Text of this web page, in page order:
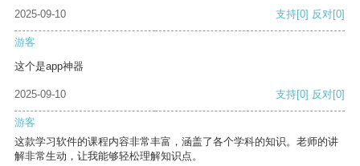
2025-09-10
支持[0] 反对[0]
游客
这个是app神器
2025-09-10 支持[0] 反对[0]
游客
这款学习软件的课程内容非常丰富，涵盖了各个学科的知识。老师的讲
解非常生动，让我能够轻松理解知识点。